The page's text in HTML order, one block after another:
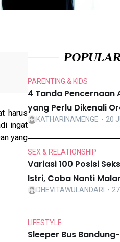
harus
ingat
yang
PARENTING & KIDS
4 Tanda Pencernaan
yang Perlu Dikenali
KATHARINAMENGE ・20
SEX & RELATIONSHIP
Variasi 100 Posisi
Istri, Coba Nanti
DHEVITAWULANDARI ・
LIFESTYLE
Sleeper Bus